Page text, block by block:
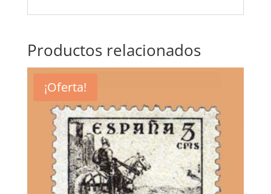
Productos relacionados
¡Oferta!